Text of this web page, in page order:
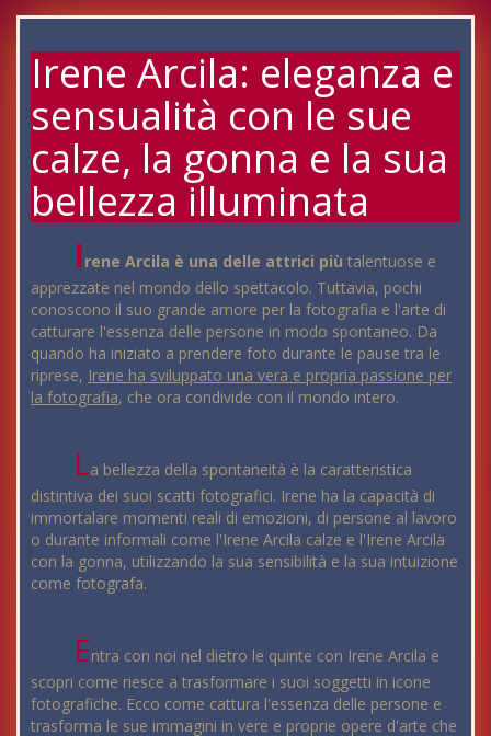
Irene Arcila: eleganza e
sensualità con le sue
calze, la gonna e la sua
bellezza illuminata
Irene Arcila è una delle attrici più talentuose e
apprezzate nel mondo dello spettacolo. Tuttavia, pochi
conoscono il suo grande amore per la fotografia e l'arte di
catturare l'essenza delle persone in modo spontaneo. Da
quando ha iniziato a prendere foto durante le pause tra le
riprese, Irene ha sviluppato una vera e propria passione per
la fotografia, che ora condivide con il mondo intero.
La bellezza della spontaneità è la caratteristica
distintiva dei suoi scatti fotografici. Irene ha la capacità di
immortalare momenti reali di emozioni, di persone al lavoro
o durante informali come l'Irene Arcila calze e l'Irene Arcila
con la gonna, utilizzando la sua sensibilità e la sua intuizione
come fotografa.
Entra con noi nel dietro le quinte con Irene Arcila e
scopri come riesce a trasformare i suoi soggetti in icone
fotografiche. Ecco come cattura l'essenza delle persone e
trasforma le sue immagini in vere e proprie opere d'arte che